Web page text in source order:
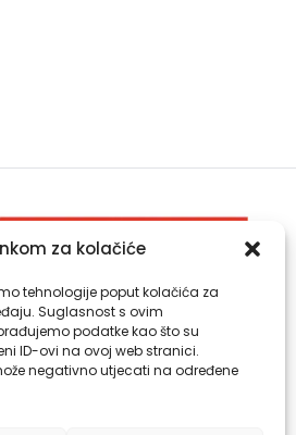
za kolačiće
tehnologije poput kolačića za
Suglasnost s ovim
podatke kao što su
ID-ovi na ovoj web stranici.
negativno utjecati na određene
za kliničku mikrobiologiju